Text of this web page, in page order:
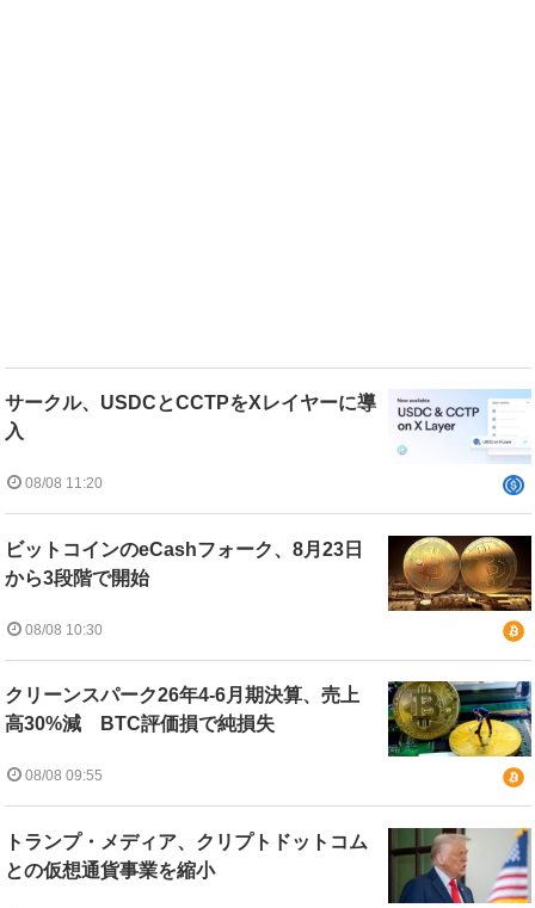
サークル、USDCとCCTPをXレイヤーに導
入
08/08 11:20
ビットコインのeCashフォーク、8月23日
から3段階で開始
08/08 10:30
クリーンスパーク26年4-6月期決算、売上
高30%減 BTC評価損で純損失
08/08 09:55
トランプ・メディア、クリプトドットコム
との仮想通貨事業を縮小